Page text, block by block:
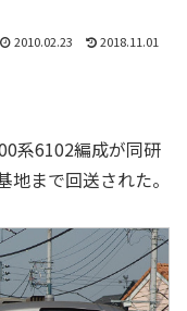
2010.02.23 2018.11.01
系6102編成が同研
まで回送された。